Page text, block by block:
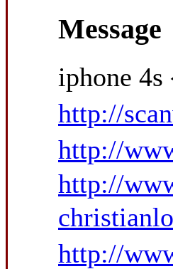
Message
iphone
http://
http://
http://
http://